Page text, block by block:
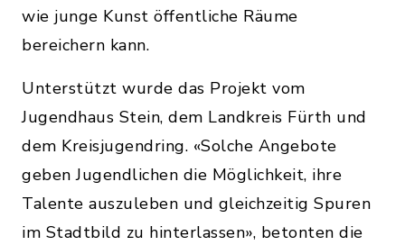
wie junge Kunst öffentliche Räume
bereichern kann.
Unterstützt wurde das Projekt vom
Jugendhaus Stein, dem Landkreis Fürth und
dem Kreisjugendring. «Solche Angebote
geben Jugendlichen die Möglichkeit, ihre
Talente auszuleben und gleichzeitig Spuren
im Stadtbild zu hinterlassen», betonten die